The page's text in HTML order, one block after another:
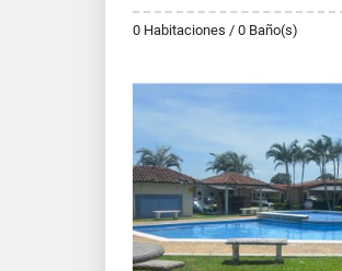
0 Habitaciones / 0 Baño(s)